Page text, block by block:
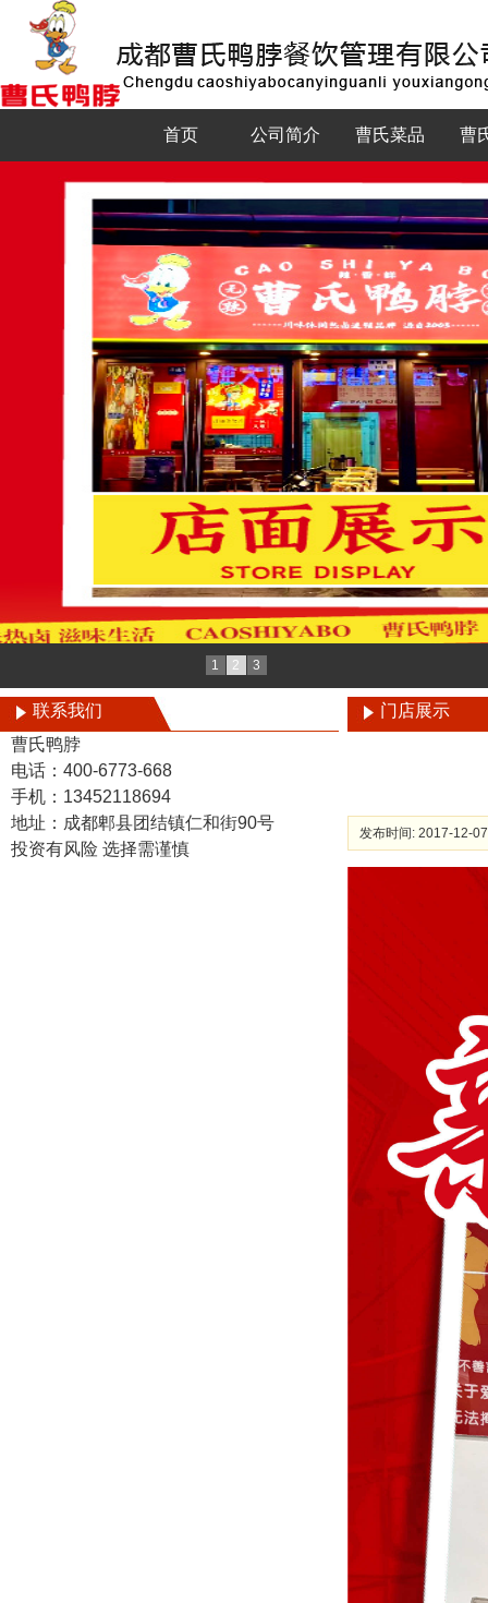
首页 公司简介 曹氏菜品 曹
1 2 3
联系我们
曹氏鸭脖
电话：400-6773-668
手机：13452118694
地址：成都郫县团结镇仁和街90号
投资有风险 选择需谨慎
门店展示
发布时间: 2017-12-